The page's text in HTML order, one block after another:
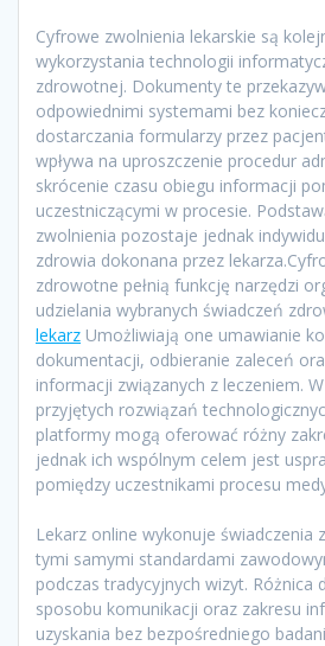
Cyfrowe zwolnienia lekarskie są
wykorzystania technologii
zdrowotnej. Dokumenty te
odpowiednimi systemami bez
dostarczania formularzy przez
wpływa na uproszczenie procedur
skrócenie czasu obiegu informacji
uczestniczącymi w procesie.
zwolnienia pozostaje jednak
zdrowia dokonana przez
zdrowotne pełnią funkcję narzędzi
udzielania wybranych świadczeń
lekarz Umożliwiają one umawianie
dokumentacji, odbieranie zaleceń
informacji związanych z leczeniem.
przyjętych rozwiązań
platformy mogą oferować różny
jednak ich wspólnym celem jest
pomiędzy uczestnikami procesu
Lekarz online wykonuje świadczenia
tymi samymi standardami
podczas tradycyjnych wizyt. Różnica
sposobu komunikacji oraz zakresu
uzyskania bez bezpośredniego